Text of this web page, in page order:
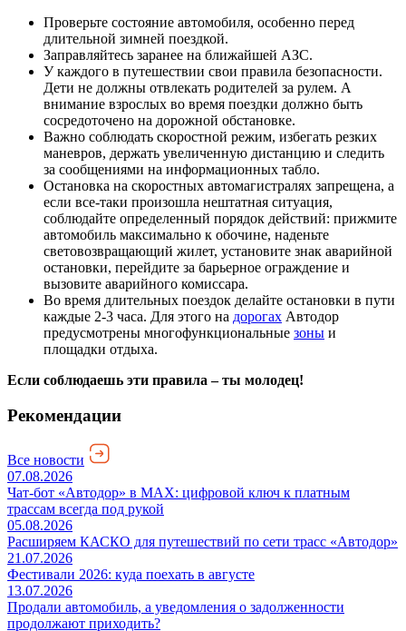
Проверьте состояние автомобиля, особенно перед
длительной зимней поездкой.
Заправляйтесь заранее на ближайшей АЗС.
У каждого в путешествии свои правила безопасности.
Дети не должны отвлекать родителей за рулем. А
внимание взрослых во время поездки должно быть
сосредоточено на дорожной обстановке.
Важно соблюдать скоростной режим, избегать резких
маневров, держать увеличенную дистанцию и следить
за сообщениями на информационных табло.
Остановка на скоростных автомагистралях запрещена, а
если все-таки произошла нештатная ситуация,
соблюдайте определенный порядок действий: прижмите
автомобиль максимально к обочине, наденьте
световозвращающий жилет, установите знак аварийной
остановки, перейдите за барьерное ограждение и
вызовите аварийного комиссара.
Во время длительных поездок делайте остановки в пути
каждые 2-3 часа. Для этого на дорогах Автодор
предусмотрены многофункциональные зоны и
площадки отдыха.
Если соблюдаешь эти правила – ты молодец!
Рекомендации
Все новости
07.08.2026
Чат-бот «Автодор» в MAX: цифровой ключ к платным
трассам всегда под рукой
05.08.2026
Расширяем КАСКО для путешествий по сети трасс «Автодор»
21.07.2026
Фестивали 2026: куда поехать в августе
13.07.2026
Продали автомобиль, а уведомления о задолженности
продолжают приходить?